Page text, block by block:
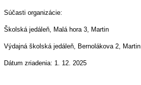
Súčasti organizácie:
Školská jedáleň, Malá hora 3, Martin
Výdajná školská jedáleň, Bernolákova 2, Martin
Dátum zriadenia: 1. 12. 2025